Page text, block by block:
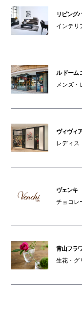
リビング
インテリ
ル ドーム
メンズ・
ヴィヴィ
レディス
ヴェンキ
チョコレ
青山フラ
生花・グ